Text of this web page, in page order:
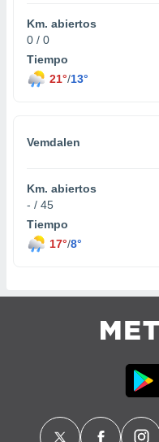
Km. abiertos
0 / 0
Tiempo
21°/13°
Vemdalen
Km. abiertos
- / 45
Tiempo
17°/8°